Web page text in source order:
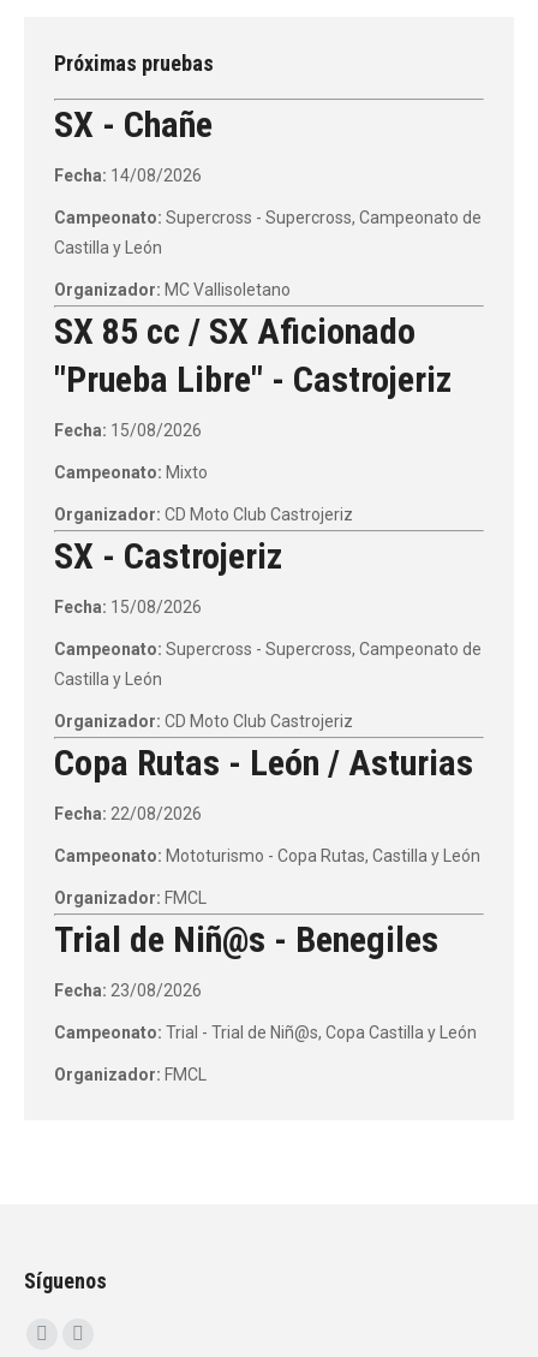
Próximas pruebas
SX - Chañe
Fecha: 14/08/2026
Campeonato: Supercross - Supercross, Campeonato de
Castilla y León
Organizador: MC Vallisoletano
SX 85 cc / SX Aficionado
"Prueba Libre" - Castrojeriz
Fecha: 15/08/2026
Campeonato: Mixto
Organizador: CD Moto Club Castrojeriz
SX - Castrojeriz
Fecha: 15/08/2026
Campeonato: Supercross - Supercross, Campeonato de
Castilla y León
Organizador: CD Moto Club Castrojeriz
Copa Rutas - León / Asturias
Fecha: 22/08/2026
Campeonato: Mototurismo - Copa Rutas, Castilla y León
Organizador: FMCL
Trial de Niñ@s - Benegiles
Fecha: 23/08/2026
Campeonato: Trial - Trial de Niñ@s, Copa Castilla y León
Organizador: FMCL
Síguenos
Encuéntranos en: